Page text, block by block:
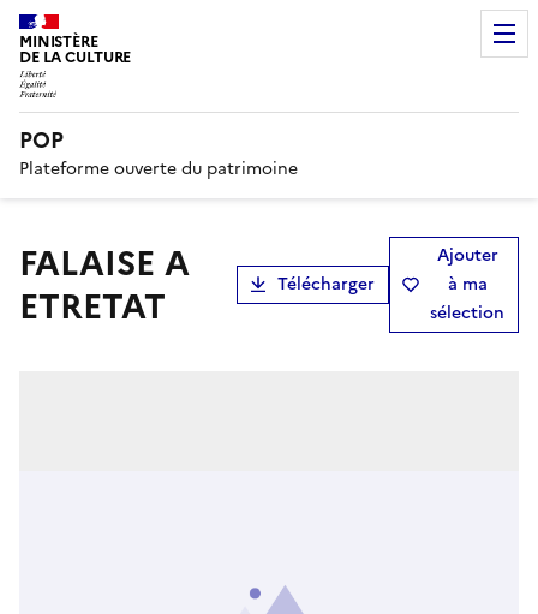
MINISTÈRE
DE LA CULTURE
POP
Plateforme ouverte du patrimoine
FALAISE A
ETRETAT
Télécharger
Ajouter
à ma
sélection